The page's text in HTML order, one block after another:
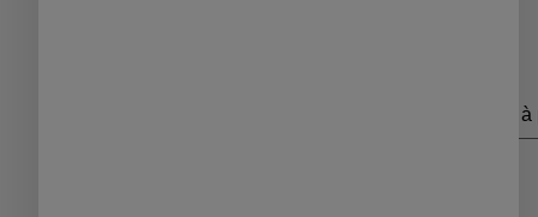
Livraison Colissimo